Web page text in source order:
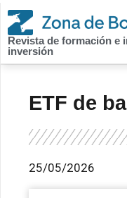
Revista de formación e
inversión
ETF de
25/05/2026